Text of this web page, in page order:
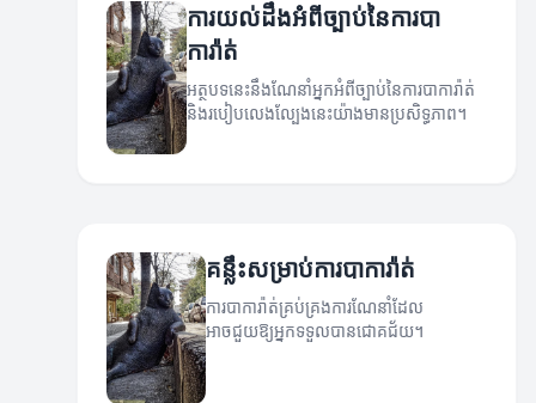
ការយល់ដឹងអំពីច្បាប់នៃការបា
ការ៉ាត់
អត្ថបទនេះនឹងណែនាំអ្នកអំពីច្បាប់នៃការបាការ៉ាត់
និងរបៀបលេងល្បែងនេះយ៉ាងមានប្រសិទ្ធភាព។
គន្លឹះសម្រាប់ការបាការ៉ាត់
ការបាការ៉ាត់គ្រប់គ្រងការណែនាំដែល
អាចជួយឱ្យអ្នកទទួលបានជោគជ័យ។